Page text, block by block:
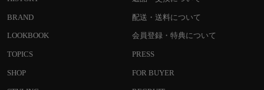
BRAND
LOOKBOOK
TOPICS
SHOP
配送・送料について
会員登録・特典について
PRESS
FOR BUYER